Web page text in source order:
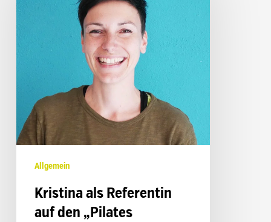
Allgemein
Kristina als Referentin
auf den „Pilates